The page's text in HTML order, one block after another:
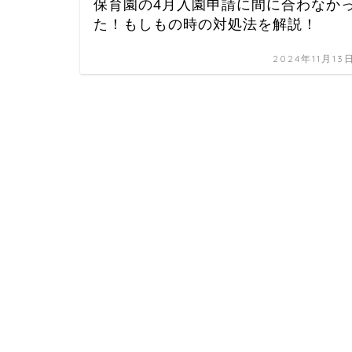
保育園の4月入園申請に間に合わなか
た！もしもの時の対処法を解説！
2024年11月13